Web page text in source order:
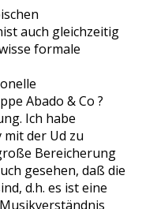
auch gleichzeitig
formale
Abado & Co ?
Ich habe
der Ud zu
Bereicherung
gesehen, daß die
d.h. es ist eine